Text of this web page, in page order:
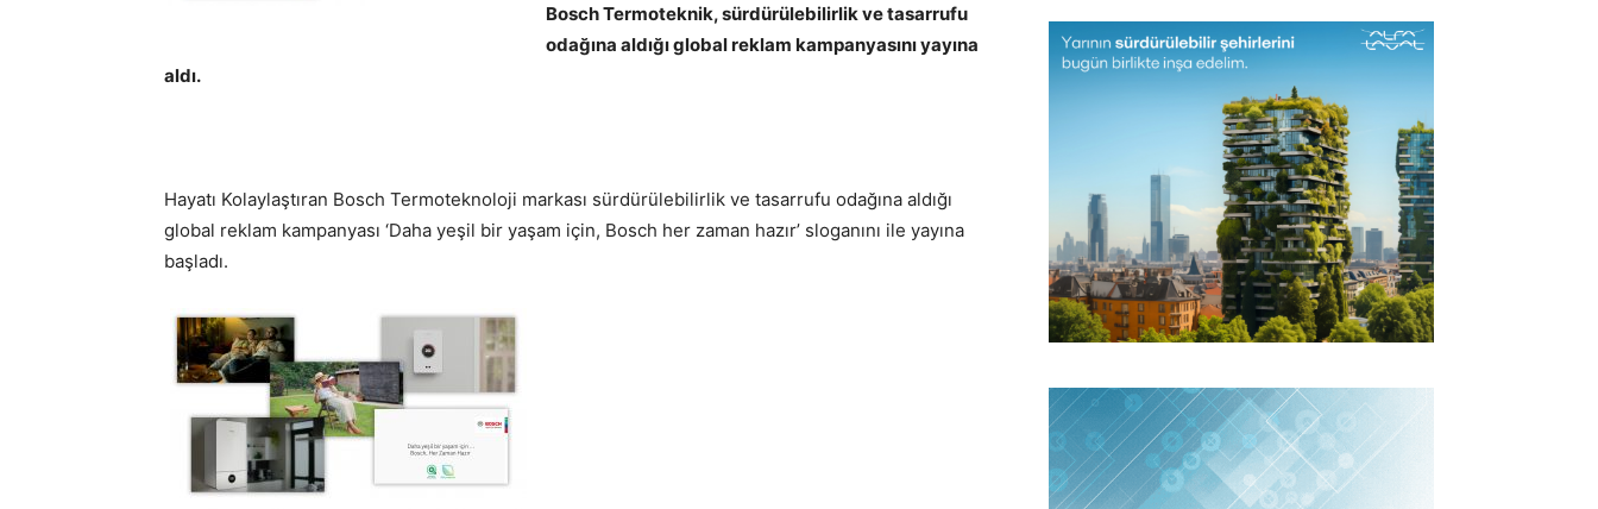
Bosch Termoteknik, sürdürülebilirlik ve tasarrufu
odağına aldığı global reklam kampanyasını yayına
aldı.
Hayatı Kolaylaştıran Bosch Termoteknoloji markası sürdürülebilirlik ve tasarrufu odağına aldığı
global reklam kampanyası ‘Daha yeşil bir yaşam için, Bosch her zaman hazır’ sloganını ile yayına
başladı.